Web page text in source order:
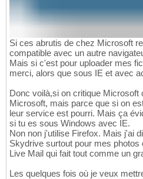
Si ces abrutis de chez Microsoft
compatible avec un autre
Mais si c'est pour uploader mes
merci, alors que sous IE et avec
Donc voilà,si on critique
Microsoft, mais parce que si on
leur service est pourri. Mais ça
si tu es sous Windows avec IE.
Non non j'utilise Firefox. Mais j'ai
Skydrive surtout pour mes
Live Mail qui fait tout comme un
Les quelques fois où je veux